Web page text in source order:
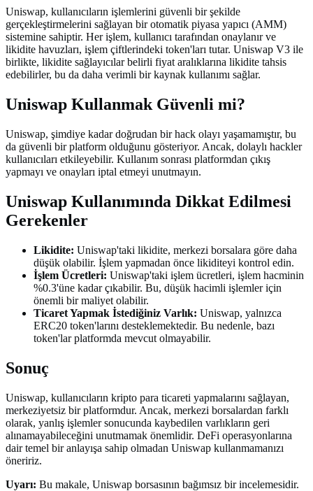
Uniswap, kullanıcıların işlemlerini güvenli bir şekilde
gerçekleştirmelerini sağlayan bir otomatik piyasa yapıcı (AMM)
sistemine sahiptir. Her işlem, kullanıcı tarafından onaylanır ve
likidite havuzları, işlem çiftlerindeki token'ları tutar. Uniswap V3 ile
birlikte, likidite sağlayıcılar belirli fiyat aralıklarına likidite tahsis
edebilirler, bu da daha verimli bir kaynak kullanımı sağlar.
Uniswap Kullanmak Güvenli mi?
Uniswap, şimdiye kadar doğrudan bir hack olayı yaşamamıştır, bu
da güvenli bir platform olduğunu gösteriyor. Ancak, dolaylı hackler
kullanıcıları etkileyebilir. Kullanım sonrası platformdan çıkış
yapmayı ve onayları iptal etmeyi unutmayın.
Uniswap Kullanımında Dikkat Edilmesi
Gerekenler
Likidite: Uniswap'taki likidite, merkezi borsalara göre daha
düşük olabilir. İşlem yapmadan önce likiditeyi kontrol edin.
İşlem Ücretleri: Uniswap'taki işlem ücretleri, işlem hacminin
%0.3'üne kadar çıkabilir. Bu, düşük hacimli işlemler için
önemli bir maliyet olabilir.
Ticaret Yapmak İstediğiniz Varlık: Uniswap, yalnızca
ERC20 token'larını desteklemektedir. Bu nedenle, bazı
token'lar platformda mevcut olmayabilir.
Sonuç
Uniswap, kullanıcıların kripto para ticareti yapmalarını sağlayan,
merkeziyetsiz bir platformdur. Ancak, merkezi borsalardan farklı
olarak, yanlış işlemler sonucunda kaybedilen varlıkların geri
alınamayabileceğini unutmamak önemlidir. DeFi operasyonlarına
dair temel bir anlayışa sahip olmadan Uniswap kullanmamanızı
öneririz.
Uyarı: Bu makale, Uniswap borsasının bağımsız bir incelemesidir.